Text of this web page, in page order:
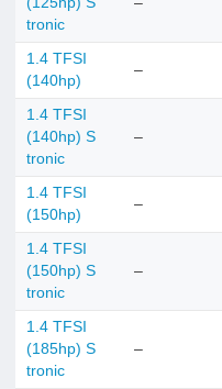
tronic
1.4 TFSI
(140hp)
–
1.4 TFSI
(140hp) S
tronic
–
1.4 TFSI
(150hp)
–
1.4 TFSI
(150hp) S
tronic
–
1.4 TFSI
(185hp) S
tronic
–